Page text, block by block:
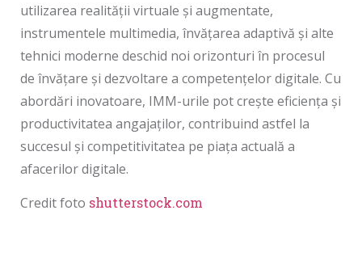
utilizarea realității virtuale și augmentate,
instrumentele multimedia, învățarea adaptivă și alte
tehnici moderne deschid noi orizonturi în procesul
de învățare și dezvoltare a competențelor digitale. Cu
abordări inovatoare, IMM-urile pot crește eficiența și
productivitatea angajaților, contribuind astfel la
succesul și competitivitatea pe piața actuală a
afacerilor digitale.
Credit foto shutterstock.com